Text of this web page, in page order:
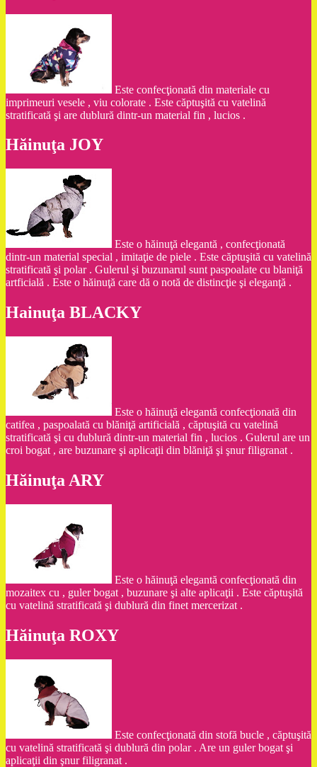
Este confecţionată din materiale cu
imprimeuri vesele , viu colorate . Este căptuşită cu vatelină
stratificată şi are dublură dintr-un material fin , lucios .
Hăinuţa JOY
Este o hăinuţă elegantă , confecţionată
dintr-un material special , imitaţie de piele . Este căptuşită cu vatelină
stratificată şi polar . Gulerul şi buzunarul sunt paspoalate cu blaniţă
artficială . Este o hăinuţă care dă o notă de distincţie şi eleganţă .
Hainuţa BLACKY
Este o hăinuţă elegantă confecţionată din
catifea , paspoalată cu blăniţă artificială , căptuşită cu vatelină
stratificată şi cu dublură dintr-un material fin , lucios . Gulerul are un
croi bogat , are buzunare şi aplicaţii din blăniţă şi şnur filigranat .
Hăinuţa ARY
Este o hăinuţă elegantă confecţionată din
mozaitex cu , guler bogat , buzunare şi alte aplicaţii . Este căptuşită
cu vatelină stratificată şi dublură din finet mercerizat .
Hăinuţa ROXY
Este confecţionată din stofă bucle , căptuşită
cu vatelină stratificată şi dublură din polar . Are un guler bogat şi
aplicaţii din şnur filigranat .